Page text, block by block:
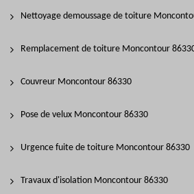
Nettoyage demoussage de toiture
Remplacement de toiture Moncontour
Couvreur Moncontour 86330
Pose de velux Moncontour 86330
Urgence fuite de toiture Moncontour 86330
Travaux d'isolation Moncontour 86330